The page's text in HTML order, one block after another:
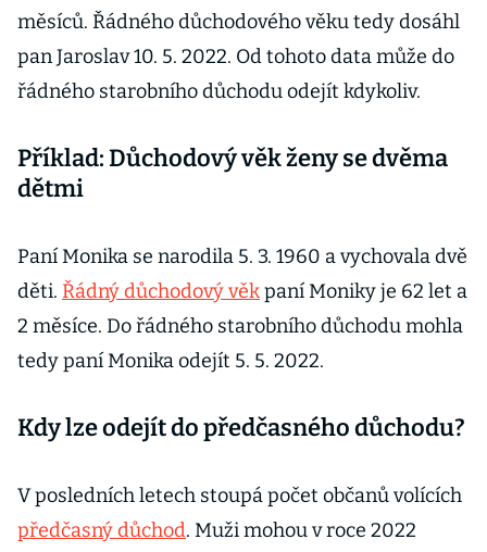
měsíců. Řádného důchodového věku tedy dosáhl
pan Jaroslav 10. 5. 2022. Od tohoto data může do
řádného starobního důchodu odejít kdykoliv.
Příklad: Důchodový věk ženy se dvěma
dětmi
Paní Monika se narodila 5. 3. 1960 a vychovala dvě
děti. Řádný důchodový věkpaní Moniky je 62 let a
2 měsíce. Do řádného starobního důchodu mohla
tedy paní Monika odejít 5. 5. 2022.
Kdy lze odejít do předčasného důchodu?
V posledních letech stoupá počet občanů volících
předčasný důchod. Muži mohou v roce 2022